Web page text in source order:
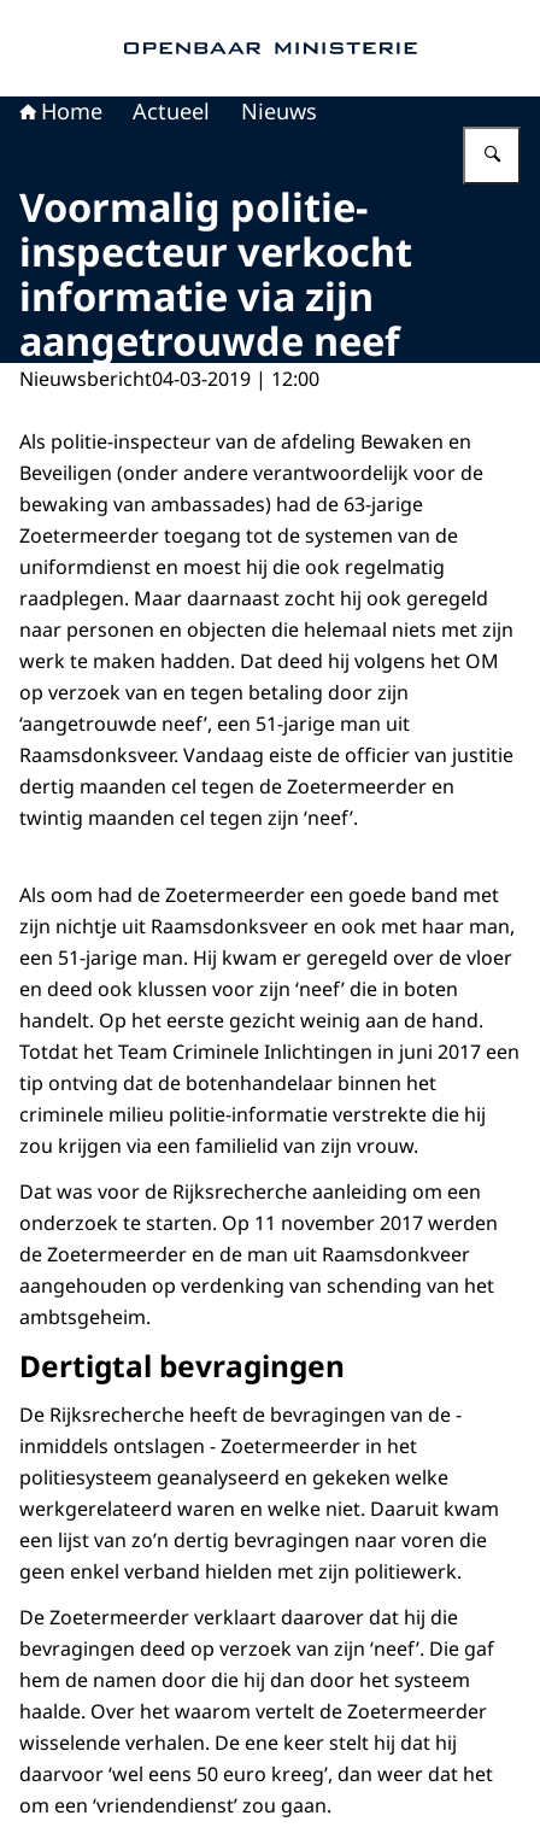
Home Actueel Nieuws
Voormalig politie-
inspecteur verkocht
informatie via zijn
aangetrouwde neef
Nieuwsbericht04-03-2019 | 12:00
Als politie-inspecteur van de afdeling Bewaken en
Beveiligen (onder andere verantwoordelijk voor de
bewaking van ambassades) had de 63-jarige
Zoetermeerder toegang tot de systemen van de
uniformdienst en moest hij die ook regelmatig
raadplegen. Maar daarnaast zocht hij ook geregeld
naar personen en objecten die helemaal niets met zijn
werk te maken hadden. Dat deed hij volgens het OM
op verzoek van en tegen betaling door zijn
‘aangetrouwde neef’, een 51-jarige man uit
Raamsdonksveer. Vandaag eiste de officier van justitie
dertig maanden cel tegen de Zoetermeerder en
twintig maanden cel tegen zijn ‘neef’.
Als oom had de Zoetermeerder een goede band met
zijn nichtje uit Raamsdonksveer en ook met haar man,
een 51-jarige man. Hij kwam er geregeld over de vloer
en deed ook klussen voor zijn ‘neef’ die in boten
handelt. Op het eerste gezicht weinig aan de hand.
Totdat het Team Criminele Inlichtingen in juni 2017 een
tip ontving dat de botenhandelaar binnen het
criminele milieu politie-informatie verstrekte die hij
zou krijgen via een familielid van zijn vrouw.
Dat was voor de Rijksrecherche aanleiding om een
onderzoek te starten. Op 11 november 2017 werden
de Zoetermeerder en de man uit Raamsdonkveer
aangehouden op verdenking van schending van het
ambtsgeheim.
Dertigtal bevragingen
De Rijksrecherche heeft de bevragingen van de -
inmiddels ontslagen - Zoetermeerder in het
politiesysteem geanalyseerd en gekeken welke
werkgerelateerd waren en welke niet. Daaruit kwam
een lijst van zo’n dertig bevragingen naar voren die
geen enkel verband hielden met zijn politiewerk.
De Zoetermeerder verklaart daarover dat hij die
bevragingen deed op verzoek van zijn ‘neef’. Die gaf
hem de namen door die hij dan door het systeem
haalde. Over het waarom vertelt de Zoetermeerder
wisselende verhalen. De ene keer stelt hij dat hij
daarvoor ‘wel eens 50 euro kreeg’, dan weer dat het
om een ‘vriendendienst’ zou gaan.